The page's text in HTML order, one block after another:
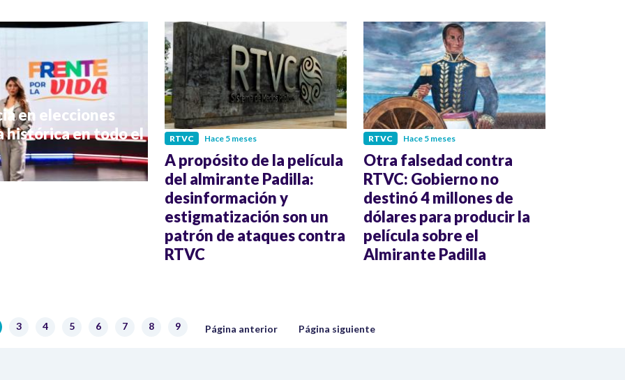
en elecciones
histórica en todo el
RTVC Hace 5 meses
A propósito de la película
del almirante Padilla:
desinformación y
estigmatización son un
patrón de ataques contra
RTVC
RTVC Hace 5 meses
Otra falsedad contra
RTVC: Gobierno no
destinó 4 millones de
dólares para producir la
película sobre el
Almirante Padilla
actual
Página
3 Página
4 Página
5 Página
6 Página
7 Página
8 Página
9 Página anterior
Página anterior Siguiente página
Página siguiente